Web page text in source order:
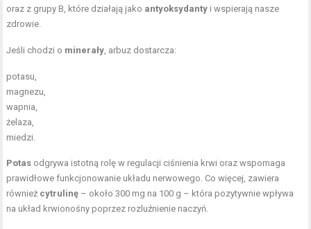
oraz z grupy B, które działają jako antyoksydanty i wspierają nasze
zdrowie.
Jeśli chodzi o minerały, arbuz dostarcza:
potasu,
magnezu,
wapnia,
żelaza,
miedzi.
Potas odgrywa istotną rolę w regulacji ciśnienia krwi oraz wspomaga
prawidłowe funkcjonowanie układu nerwowego. Co więcej, zawiera
również cytrulinę – około 300 mg na 100 g – która pozytywnie wpływa
na układ krwionośny poprzez rozluźnienie naczyń.